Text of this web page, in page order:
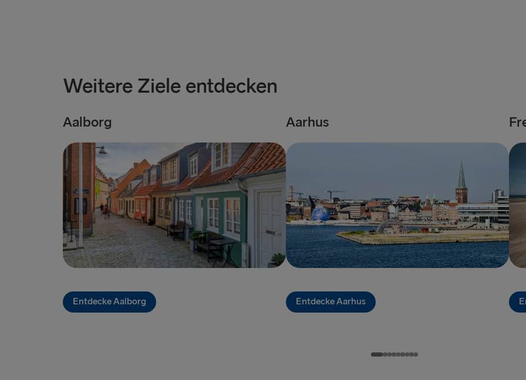
Hoek van
Holyhead →
Fishguard →
Liverpool →
Harwich →
Weitere Ziele entdecken
Aalborg
Entdecke Aalborg
Aarhus
Entdecke Aarhus